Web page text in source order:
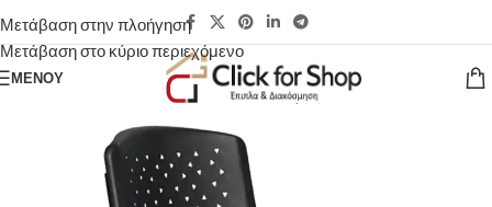
Μετάβαση στην πλοήγηση
Μετάβαση στο κύριο περιεχόμενο
ΜΕΝΟΎ